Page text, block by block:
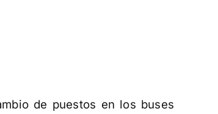
de puestos en los buses